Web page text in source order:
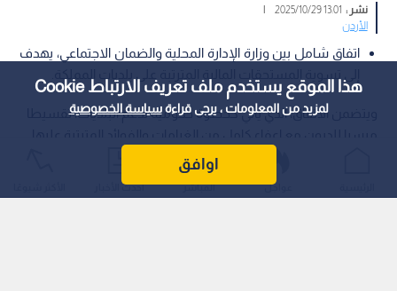
هذا الموقع يستخدم ملف تعريف الارتباط Cookie
لمزيد من المعلومات ، يرجى قراءةسياسة الخصوصية
اوافق
نشر : 13:01 2025/10/29
|
الأردن
اتفاق شامل بين وزارة الإدارة المحلية والضمان الاجتماعي، يهدف
ويتضمن الاتفاق، الذي يأتي كخطوة حكومية لدعم البلديات، تقسيطا
عواجل المباشر أحدث الأخبار